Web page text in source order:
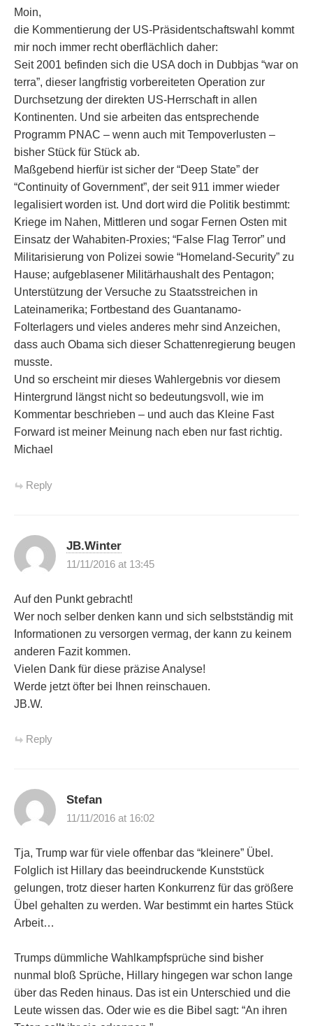
Moin,
die Kommentierung der US-Präsidentschaftswahl kommt
mir noch immer recht oberflächlich daher:
Seit 2001 befinden sich die USA doch in Dubbjas “war on
terra”, dieser langfristig vorbereiteten Operation zur
Durchsetzung der direkten US-Herrschaft in allen
Kontinenten. Und sie arbeiten das entsprechende
Programm PNAC – wenn auch mit Tempoverlusten –
bisher Stück für Stück ab.
Maßgebend hierfür ist sicher der “Deep State” der
“Continuity of Government”, der seit 911 immer wieder
legalisiert worden ist. Und dort wird die Politik bestimmt:
Kriege im Nahen, Mittleren und sogar Fernen Osten mit
Einsatz der Wahabiten-Proxies; “False Flag Terror” und
Militarisierung von Polizei sowie “Homeland-Security” zu
Hause; aufgeblasener Militärhaushalt des Pentagon;
Unterstützung der Versuche zu Staatsstreichen in
Lateinamerika; Fortbestand des Guantanamo-
Folterlagers und vieles anderes mehr sind Anzeichen,
dass auch Obama sich dieser Schattenregierung beugen
musste.
Und so erscheint mir dieses Wahlergebnis vor diesem
Hintergrund längst nicht so bedeutungsvoll, wie im
Kommentar beschrieben – und auch das Kleine Fast
Forward ist meiner Meinung nach eben nur fast richtig.
Michael
Reply
JB.Winter
11/11/2016 at 13:45
Auf den Punkt gebracht!
Wer noch selber denken kann und sich selbstständig mit
Informationen zu versorgen vermag, der kann zu keinem
anderen Fazit kommen.
Vielen Dank für diese präzise Analyse!
Werde jetzt öfter bei Ihnen reinschauen.
JB.W.
Reply
Stefan
11/11/2016 at 16:02
Tja, Trump war für viele offenbar das “kleinere” Übel.
Folglich ist Hillary das beeindruckende Kunststück
gelungen, trotz dieser harten Konkurrenz für das größere
Übel gehalten zu werden. War bestimmt ein hartes Stück
Arbeit…
Trumps dümmliche Wahlkampfsprüche sind bisher
nunmal bloß Sprüche, Hillary hingegen war schon lange
über das Reden hinaus. Das ist ein Unterschied und die
Leute wissen das. Oder wie es die Bibel sagt: “An ihren